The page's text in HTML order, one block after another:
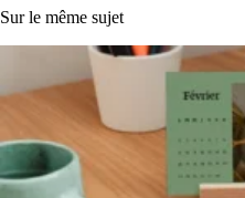
Sur le même sujet